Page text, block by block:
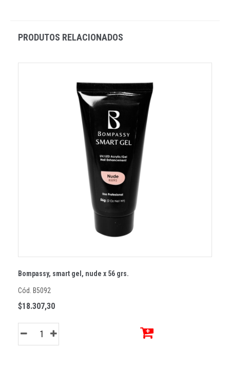
PRODUTOS RELACIONADOS
Bompassy, smart gel, nude x 56 grs.
Cód. B5092
$18.307,30